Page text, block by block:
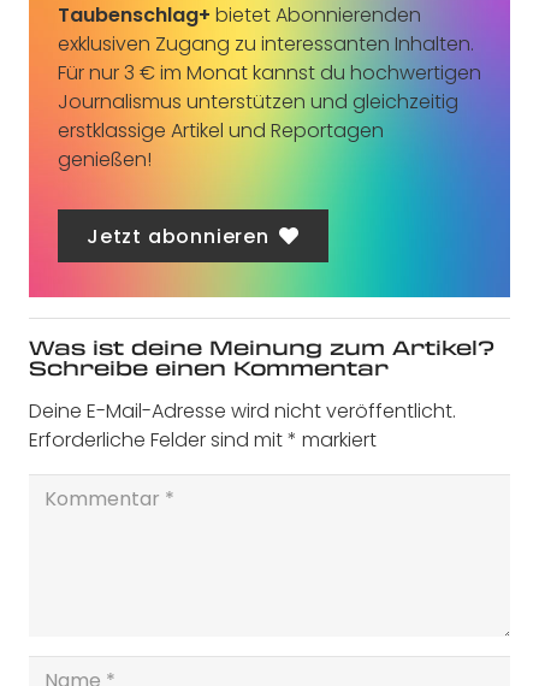
Taubenschlag+ bietet Abonnierenden
exklusiven Zugang zu interessanten Inhalten.
Für nur 3 € im Monat kannst du hochwertigen
Journalismus unterstützen und gleichzeitig
erstklassige Artikel und Reportagen
genießen!
Jetzt abonnieren
Was ist deine Meinung zum Artikel?
Schreibe einen Kommentar
Deine E-Mail-Adresse wird nicht veröffentlicht.
Erforderliche Felder sind mit* markiert